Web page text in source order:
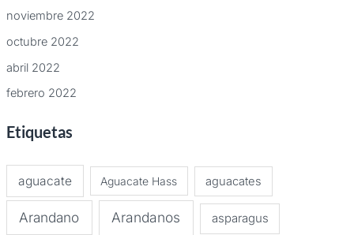
noviembre 2022
octubre 2022
abril 2022
febrero 2022
Etiquetas
aguacate Aguacate Hass aguacates
Arandano Arandanos asparagus